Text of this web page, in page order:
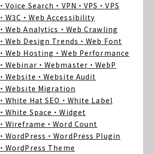
・Voice Search ・VPN ・VPS ・VPS
・W3C ・Web Accessibility
・Web Analytics ・Web Crawling
・Web Design Trends ・Web Font
・Web Hosting ・Web Performance
・Webinar ・Webmaster ・WebP
・Website ・Website Audit
・Website Migration
・White Hat SEO ・White Label
・White Space ・Widget
・Wireframe ・Word Count
・WordPress ・WordPress Plugin
・WordPress Theme